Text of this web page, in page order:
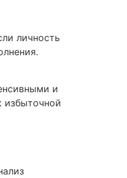
личность
и
избыточной